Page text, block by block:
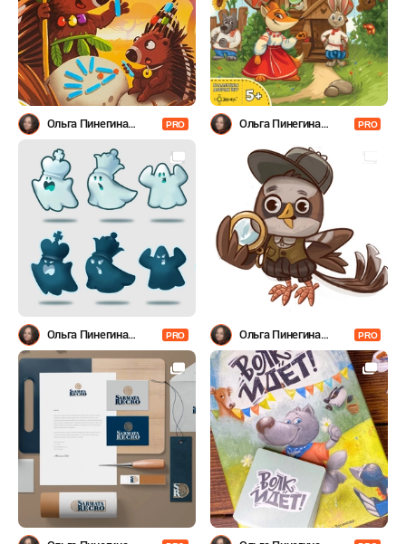
Ольга Пинегина
(Гумерова)
PRO
Ольга Пинегина
(Гумерова)
PRO
Ольга Пинегина
(Гумерова)
PRO
Ольга Пинегина
(Гумерова)
PRO